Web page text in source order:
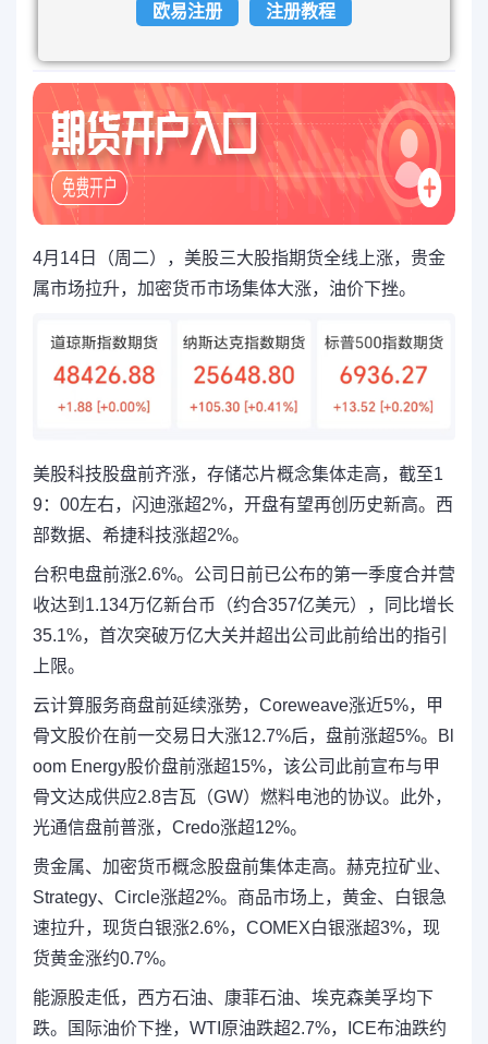
欧易注册 注册教程
4月14日（周二），美股三大股指期货全线上涨，贵金
属市场拉升，加密货币市场集体大涨，油价下挫。
美股科技股盘前齐涨，存储芯片概念集体走高，截至1
9：00左右，闪迪涨超2%，开盘有望再创历史新高。西
部数据、希捷科技涨超2%。
台积电盘前涨2.6%。公司日前已公布的第一季度合并营
收达到1.134万亿新台币（约合357亿美元），同比增长
35.1%，首次突破万亿大关并超出公司此前给出的指引
上限。
云计算服务商盘前延续涨势，Coreweave涨近5%，甲
骨文股价在前一交易日大涨12.7%后，盘前涨超5%。Bl
oom Energy股价盘前涨超15%，该公司此前宣布与甲
骨文达成供应2.8吉瓦（GW）燃料电池的协议。此外，
光通信盘前普涨，Credo涨超12%。
贵金属、加密货币概念股盘前集体走高。赫克拉矿业、
Strategy、Circle涨超2%。商品市场上，黄金、白银急
速拉升，现货白银涨2.6%，COMEX白银涨超3%，现
货黄金涨约0.7%。
能源股走低，西方石油、康菲石油、埃克森美孚均下
跌。国际油价下挫，WTI原油跌超2.7%，ICE布油跌约